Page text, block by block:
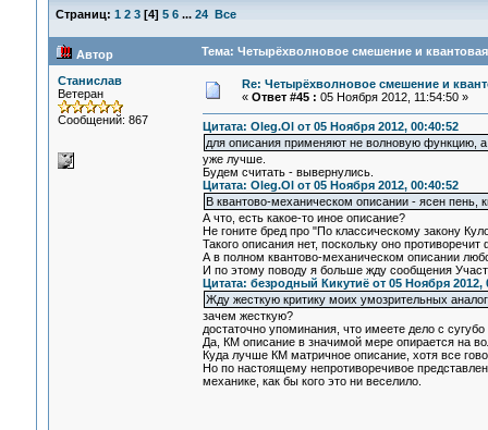
Страниц: 1 2 3[4] 5 6 ... 24 Все
Автор Тема: Четырёхволновое смешение и
Станислав
Ветеран
Сообщений: 867
Re: Четырёхволновое смешение и
« Ответ #45 : 05 Ноября 2012, 11:54:50 »
Цитата: Oleg.Ol от 05 Ноября 2012, 00:40:52
для описания применяют не волновую функцию, а
уже лучше.
Будем считать - вывернулись.
Цитата: Oleg.Ol от 05 Ноября 2012, 00:40:52
В квантово-механическом описании - ясен пень,
А что, есть какое-то иное описание?
Не гоните бред про "По классическому закону
Такого описания нет, поскольку оно противоречит
А в полном квантово-механическом описании
И по этому поводу я больше жду сообщения
Цитата: безродный Кикутиё от 05 Ноября 2012,
Жду жесткую критику моих умозрительных
зачем жесткую?
достаточно упоминания, что имеете дело с
Да, КМ описание в значимой мере опирается на
Куда лучше КМ матричное описание, хотя все
Но по настоящему непротиворечивое
механике, как бы кого это ни веселило.